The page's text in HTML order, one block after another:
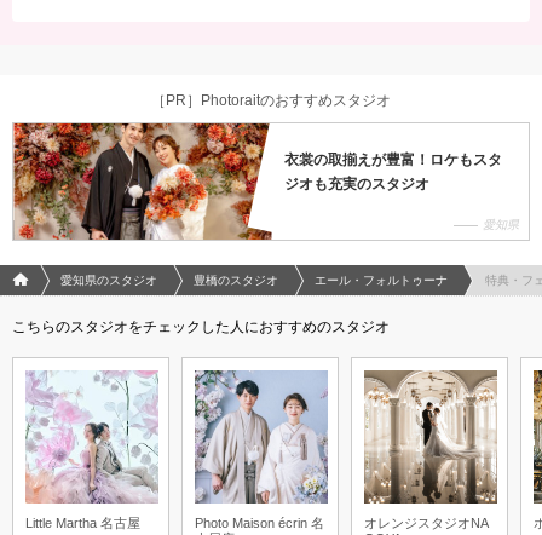
［PR］Photoraitのおすすめスタジオ
衣裳の取揃えが豊富！ロケもスタ
ジオも充実のスタジオ
愛知県
フォトウエディング/結婚写真のPhotorait ホーム
愛知県のスタジオ 豊橋のスタジオ エール・フォルトゥーナ 特典・フ
こちらのスタジオをチェックした人におすすめのスタジオ
Little Martha 名古屋
Photo Maison écrin 名
オレンジスタジオNA